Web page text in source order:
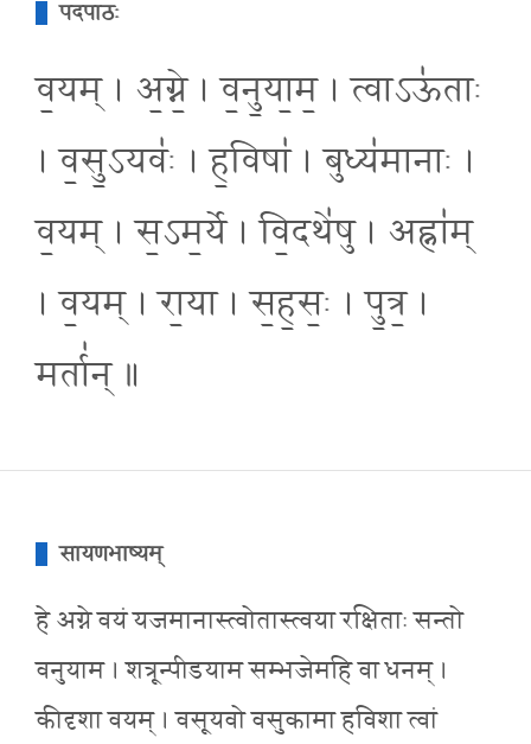
पदपाठः
व॒यम् । अ॒ग्ने॒ । व॒नु॒या॒म॒ । त्वाऽऊ॑ताः
। व॒सु॒ऽयवः॑ । ह॒विषा॑ । बुध्य॑मानाः ।
व॒यम् । स॒ऽम॒र्ये । वि॒दथे॑षु । अह्ना॑म्
। व॒यम् । रा॒या । स॒ह॒सः॒ । पु॒त्र॒ ।
मर्ता॑न् ॥
सायणभाष्यम्
हे अग्ने वयं यजमानास्त्वोतास्त्वया रक्षिताः सन्तो
वनुयाम । शत्रून्पीडयाम सम्भजेमहि वा धनम् ।
कीदृशा वयम् । वसूयवो वसुकामा हविशा त्वां